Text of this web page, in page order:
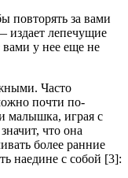
повторять за вами
издает лепечущие
вами у нее еще не
Часто
почти по-
малышка, играя с
что она
более ранние
наедине с собой [3]: